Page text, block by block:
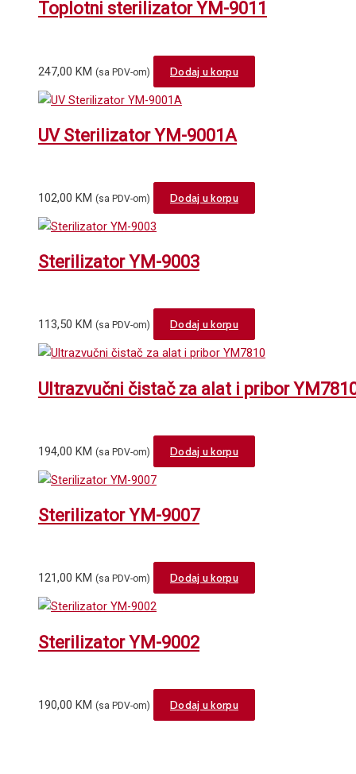
Toplotni sterilizator YM-9011
247,00 KM (sa PDV-om) Dodaj u korpu
UV Sterilizator YM-9001A
102,00 KM (sa PDV-om) Dodaj u korpu
Sterilizator YM-9003
113,50 KM (sa PDV-om) Dodaj u korpu
Ultrazvučni čistač za alat i pribor
194,00 KM (sa PDV-om) Dodaj u korpu
Sterilizator YM-9007
121,00 KM (sa PDV-om) Dodaj u korpu
Sterilizator YM-9002
190,00 KM (sa PDV-om) Dodaj u korpu